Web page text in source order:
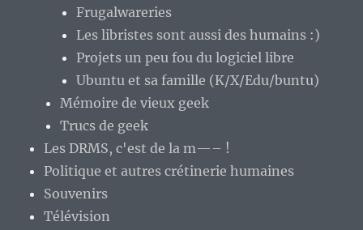
Frugalwareries
Les libristes sont aussi des humains :)
Projets un peu fou du logiciel libre
Ubuntu et sa famille (K/X/Edu/buntu)
Mémoire de vieux geek
Trucs de geek
Les DRMS, c'est de la m—– !
Politique et autres crétinerie humaines
Souvenirs
Télévision